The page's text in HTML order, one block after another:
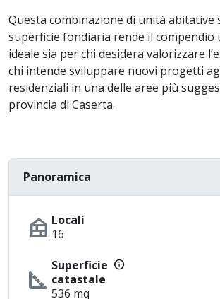
Questa combinazione di unità abitative
superficie fondiaria rende il compendio
ideale sia per chi desidera valorizzare
chi intende sviluppare nuovi progetti
residenziali in una delle aree più
provincia di Caserta.
Panoramica
nest_multi_room Locali
16
square_foot Superficie
catastale
536 mq
info